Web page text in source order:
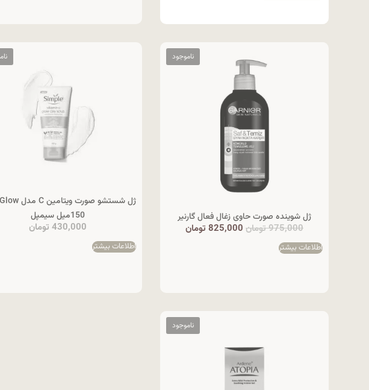
ژل شوینده صورت حاوی زغال فعال گارنیر
975,000تومان 825,000 تومان
اطلاعات بیشتر
150میل سیمپل
430,000 تومان
اطلاعات بیشتر